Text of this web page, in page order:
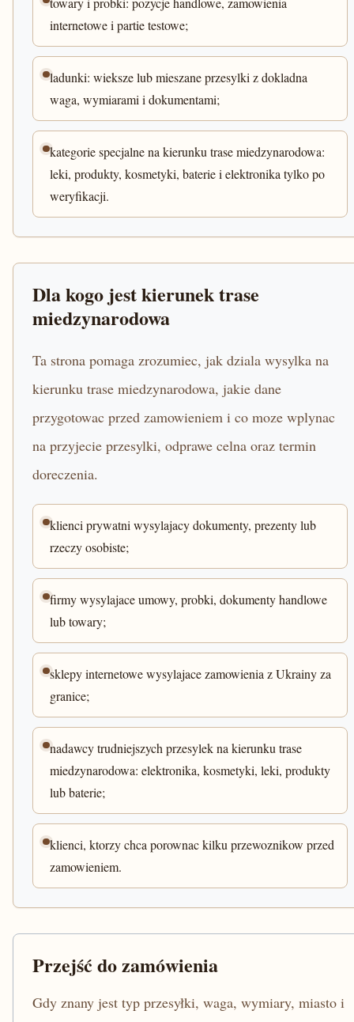
internetowe i partie testowe;
ladunki: wieksze lub mieszane przesylki z dokladna
waga, wymiarami i dokumentami;
kategorie specjalne na kierunku trase miedzynarodowa:
leki, produkty, kosmetyki, baterie i elektronika tylko po
weryfikacji.
Dla kogo jest kierunek trase
miedzynarodowa
Ta strona pomaga zrozumiec, jak dziala wysylka na
kierunku trase miedzynarodowa, jakie dane
przygotowac przed zamowieniem i co moze wplynac
na przyjecie przesylki, odprawe celna oraz termin
doreczenia.
klienci prywatni wysylajacy dokumenty, prezenty lub
rzeczy osobiste;
firmy wysylajace umowy, probki, dokumenty handlowe
lub towary;
sklepy internetowe wysylajace zamowienia z Ukrainy za
granice;
nadawcy trudniejszych przesylek na kierunku trase
miedzynarodowa: elektronika, kosmetyki, leki, produkty
lub baterie;
klienci, ktorzy chca porownac kilku przewoznikow przed
zamowieniem.
Przejść do zamówienia
Gdy znany jest typ przesyłki, waga, wymiary, miasto i